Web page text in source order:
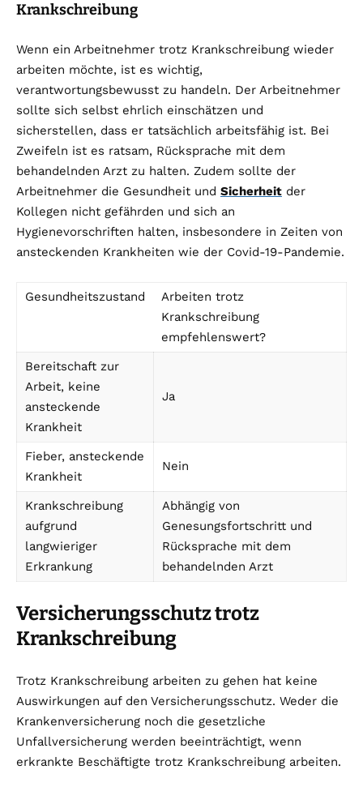
Krankschreibung
Wenn ein Arbeitnehmer trotz Krankschreibung wieder
arbeiten möchte, ist es wichtig,
verantwortungsbewusst zu handeln. Der Arbeitnehmer
sollte sich selbst ehrlich einschätzen und
sicherstellen, dass er tatsächlich arbeitsfähig ist. Bei
Zweifeln ist es ratsam, Rücksprache mit dem
behandelnden Arzt zu halten. Zudem sollte der
Arbeitnehmer die Gesundheit und Sicherheit der
Kollegen nicht gefährden und sich an
Hygienevorschriften halten, insbesondere in Zeiten von
ansteckenden Krankheiten wie der Covid-19-Pandemie.
Gesundheitszustand
Arbeiten trotz
Krankschreibung
empfehlenswert?
Bereitschaft zur
Arbeit, keine
ansteckende
Krankheit
Ja
Fieber, ansteckende
Krankheit
Nein
Krankschreibung
aufgrund
langwieriger
Erkrankung
Abhängig von
Genesungsfortschritt und
Rücksprache mit dem
behandelnden Arzt
Versicherungsschutz trotz
Krankschreibung
Trotz Krankschreibung arbeiten zu gehen hat keine
Auswirkungen auf den Versicherungsschutz. Weder die
Krankenversicherung noch die gesetzliche
Unfallversicherung werden beeinträchtigt, wenn
erkrankte Beschäftigte trotz Krankschreibung arbeiten.